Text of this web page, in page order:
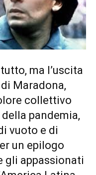
ma l’uscita
Maradona,
collettivo
pandemia,
vuoto e di
un epilogo
gli appassionati